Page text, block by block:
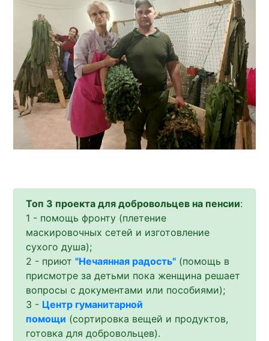
Топ 3 проекта для добровольцев на пенсии:
1 - помощь фронту (плетение
маскировочных сетей и изготовление
сухого душа);
2 - приют"Нечаянная радость" (помощь в
присмотре за детьми пока женщина решает
вопросы с документами или пособиями);
3 - Центр гуманитарной
помощи (сортировка вещей и продуктов,
готовка для добровольцев).